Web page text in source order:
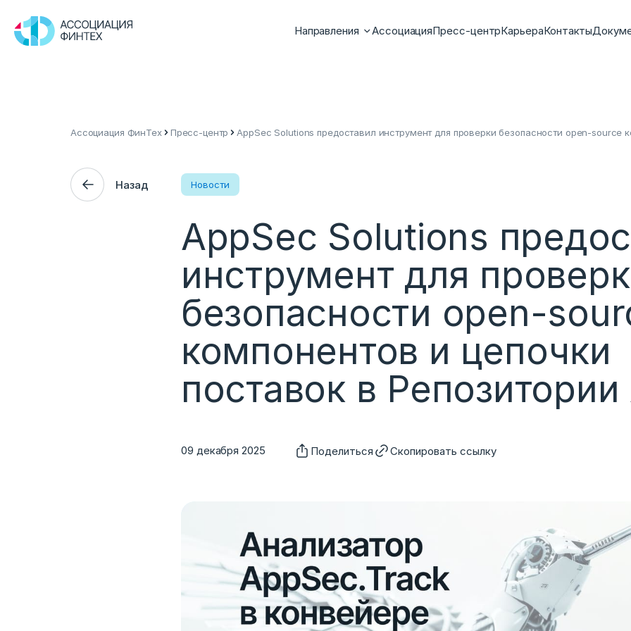
Направления АссоциацияПресс-центрКарьераКонтакты
Ассоциация ФинТех Пресс-центр AppSec Solutions предоставил инструмент для проверки безопасности open-source
Назад
09 декабря 2025
Новости
AppSec Solutions
инструмент для
безопасности open-
компонентов и цепочки
поставок в
Поделиться Скопировать ссылку